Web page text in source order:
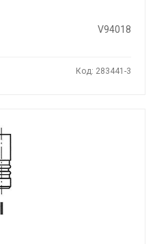
V94018
Код: 283441-3